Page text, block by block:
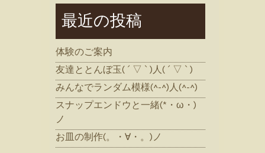
最近の投稿
体験のご案内
友達ととんぼ玉( ´ ▽ ` )人( ´ ▽ ` )
みんなでランダム模様(^-^)人(^-^)
スナップエンドウと一緒(*・ω・)
ノ
お皿の制作(。・∀・。)ノ